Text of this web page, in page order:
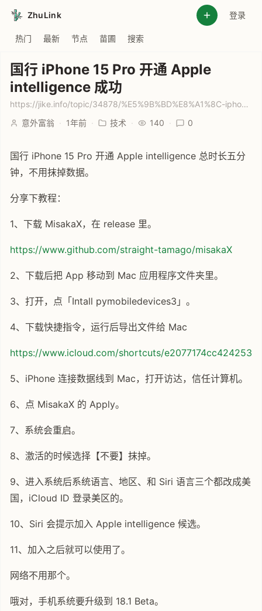
ZhuLink 登录
热门 最新 节点 苗圃 搜索
国行 iPhone 15 Pro 开通 Apple
intelligence 成功
https://jike.info/topic/34878/%E5%9B%BD%E8%A1%8C-iphone-15-pro-%E5%BC%80%E9%80%9A-apple-intelligence-%E6%88%90%E5%8A%9F
意外富翁 · 1年前 · 技术 · 140 · 0
国行 iPhone 15 Pro 开通 Apple intelligence 总时长五分
钟，不用抹掉数据。
分享下教程：
1、下载 MisakaX，在 release 里。
https://www.github.com/straight-tamago/misakaX
2、下载后把 App 移动到 Mac 应用程序文件夹里。
3、打开，点「Intall pymobiledevices3」。
4、下载快捷指令，运行后导出文件给 Mac
https://www.icloud.com/shortcuts/
5、iPhone 连接数据线到 Mac，打开访达，信任计算机。
6、点 MisakaX 的 Apply。
7、系统会重启。
8、激活的时候选择【不要】抹掉。
9、进入系统后系统语言、地区、和 Siri 语言三个都改成美
国，iCloud ID 登录美区的。
10、Siri 会提示加入 Apple intelligence 候选。
11、加入之后就可以使用了。
网络不用那个。
哦对，手机系统要升级到 18.1 Beta。